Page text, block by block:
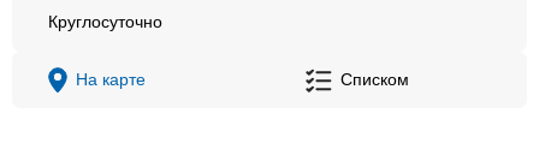
Круглосуточно
На карте Списком